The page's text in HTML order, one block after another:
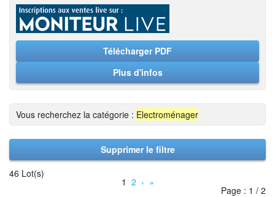
Télécharger PDF
Plus d'infos
Vous recherchez la catégorie : Electroménager
Supprimer le filtre
46 Lot(s)
1 2 › »
Page : 1 / 2